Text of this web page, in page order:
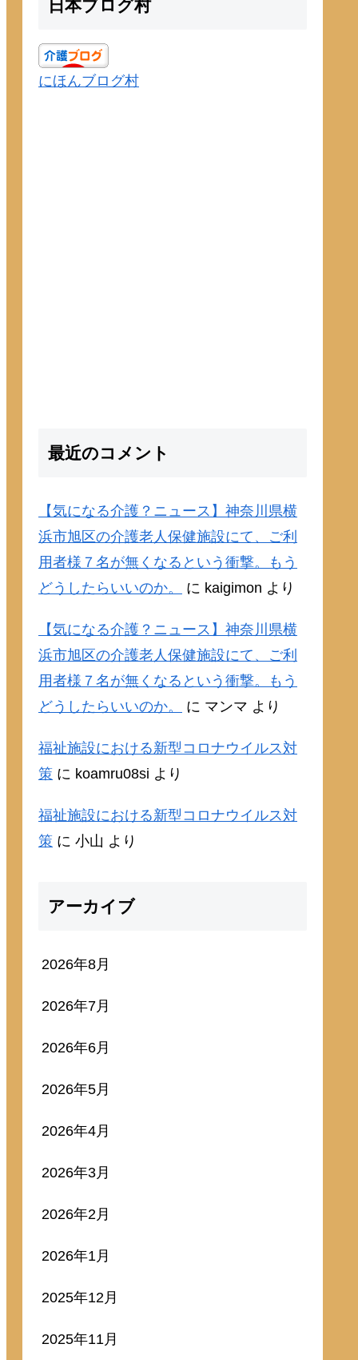
日本ブログ村
にほんブログ村
最近のコメント
【気になる介護？ニュース】神奈川県横
浜市旭区の介護老人保健施設にて、ご利
用者様７名が無くなるという衝撃。もう
どうしたらいいのか。
に kaigimon より
【気になる介護？ニュース】神奈川県横
浜市旭区の介護老人保健施設にて、ご利
用者様７名が無くなるという衝撃。もう
どうしたらいいのか。
に マンマ より
福祉施設における新型コロナウイルス対
策 に koamru08si より
福祉施設における新型コロナウイルス対
策 に 小山 より
アーカイブ
2026年8月
2026年7月
2026年6月
2026年5月
2026年4月
2026年3月
2026年2月
2026年1月
2025年12月
2025年11月